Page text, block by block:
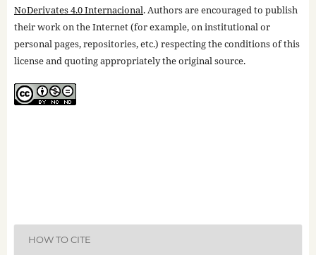
NoDerivates 4.0 Internacional. Authors are encouraged to publish
their work on the Internet (for example, on institutional or
personal pages, repositories, etc.) respecting the conditions of this
license and quoting appropriately the original source.
HOW TO CITE